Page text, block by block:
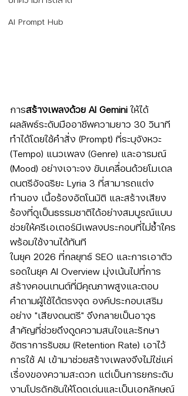
AI Prompt Hub
การสร้างเพลงด้วย AI Gemini ให้ได้
ผลลัพธ์ระดับมืออาชีพความยาว 30 วินาที
ทำได้โดยใช้คำสั่ง (Prompt) ที่ระบุจังหวะ
(Tempo) แนวเพลง (Genre) และอารมณ์
(Mood) อย่างเจาะจง ขับเคลื่อนด้วยโมเดล
ดนตรีอัจฉริยะ Lyria 3 ที่สามารถแต่ง
ทำนอง เนื้อร้องอัตโนมัติ และสร้างเสียง
ร้องที่ดูเป็นธรรมชาติได้อย่างสมบูรณ์แบบ
ช่วยให้ครีเอเตอร์มีเพลงประกอบที่ไม่ซ้ำใคร
พร้อมใช้งานได้ทันที
ในยุค 2026 ที่กลยุทธ์ SEO และการเอาตัว
รอดในยุค AI Overview มุ่งเน้นไปที่การ
สร้างคอนเทนต์ที่มีคุณภาพสูงและตอบ
คำถามผู้ใช้ได้ตรงจุด องค์ประกอบเสริม
อย่าง "เสียงดนตรี" จึงกลายเป็นอาวุธ
สำคัญที่ช่วยดึงดูดความสนใจและรักษา
อัตราการรับชม (Retention Rate) เอาไว้
การใช้ AI เข้ามาช่วยสร้างเพลงจึงไม่ใช่แค่
เรื่องของความสะดวก แต่เป็นการยกระดับ
งานโปรดักชันให้โดดเด่นและเป็นเอกลักษณ์